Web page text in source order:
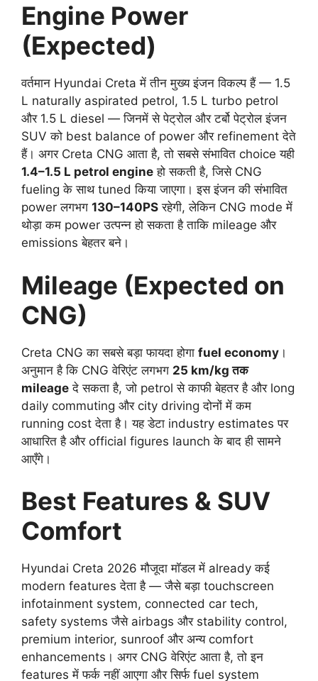
Engine Power
(Expected)
वर्तमान Hyundai Creta में तीन मुख्य इंजन विकल्प हैं — 1.5
L naturally aspirated petrol, 1.5 L turbo petrol
और 1.5 L diesel — जिनमें से पेट्रोल और टर्बो पेट्रोल इंजन
SUV को best balance of power और refinement देते
हैं। अगर Creta CNG आता है, तो सबसे संभावित choice यही
1.4–1.5 L petrol engine हो सकती है, जिसे CNG
fueling के साथ tuned किया जाएगा। इस इंजन की संभावित
power लगभग 130–140PS रहेगी, लेकिन CNG mode में
थोड़ा कम power उत्पन्न हो सकता है ताकि mileage और
emissions बेहतर बने।
Mileage (Expected on
CNG)
Creta CNG का सबसे बड़ा फायदा होगा fuel economy ।
अनुमान है कि CNG वेरिएंट लगभग 25 km/kg तक
mileage दे सकता है, जो petrol से काफी बेहतर है और long
daily commuting और city driving दोनों में कम
running cost देता है। यह डेटा industry estimates पर
आधारित है और official figures launch के बाद ही सामने
आएँगे।
Best Features & SUV
Comfort
Hyundai Creta 2026 मौजूदा मॉडल में already कई
modern features देता है — जैसे बड़ा touchscreen
infotainment system, connected car tech,
safety systems जैसे airbags और stability control,
premium interior, sunroof और अन्य comfort
enhancements। अगर CNG वेरिएंट आता है, तो इन
features में फर्क नहीं आएगा और सिर्फ fuel system